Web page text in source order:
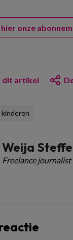
onze
dit artikel
Weija
Freelance journalist